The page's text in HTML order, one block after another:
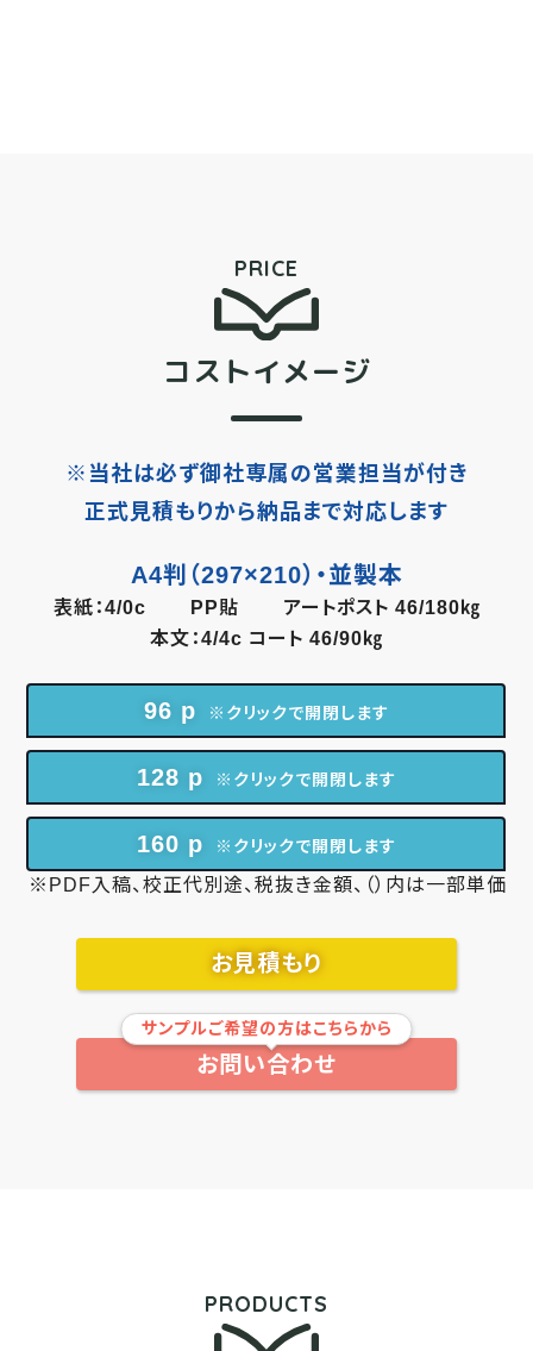
PRICE
コストイメージ
※当社は必ず御社専属の営業担当が付き
正式見積もりから納品まで対応します
A4判（297×210）・並製本
表紙：4/0c PP貼
アートポスト 46/180㎏
本文：4/4c コート 46/90㎏
96 p ※クリックで開閉します
128 p ※クリックで開閉します
160 p ※クリックで開閉します
※PDF入稿、校正代別途、税抜き金額、（）内は一部単価
お見積もり
お問い合わせ
サンプルご希望の方はこちらから
PRODUCTS